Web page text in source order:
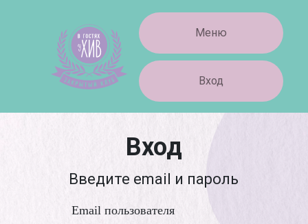
Меню
Вход
Вход
Введите email и пароль
Email пользователя